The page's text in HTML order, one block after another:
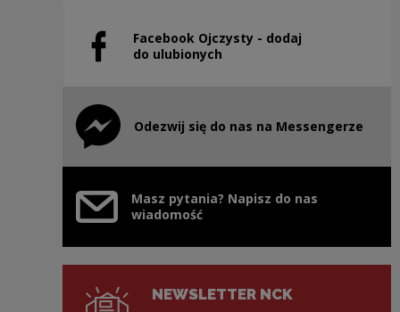
Facebook Ojczysty - dodaj
do ulubionych
Uwaga, link zostanie otwarty w nowym oknie
Odezwij się do nas na Messengerze
Uwaga, link zostanie otwarty w nowym oknie
Masz pytania? Napisz do nas
wiadomość
NEWSLETTER NCK